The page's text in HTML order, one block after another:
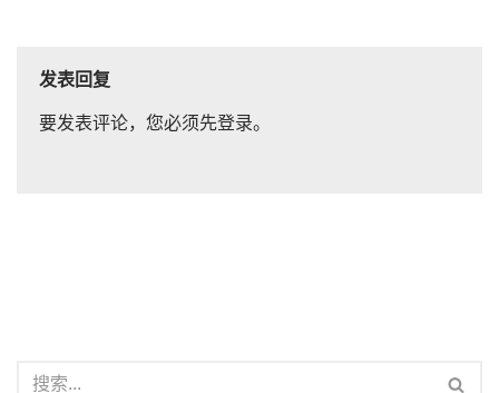
发表回复
要发表评论，您必须先登录。